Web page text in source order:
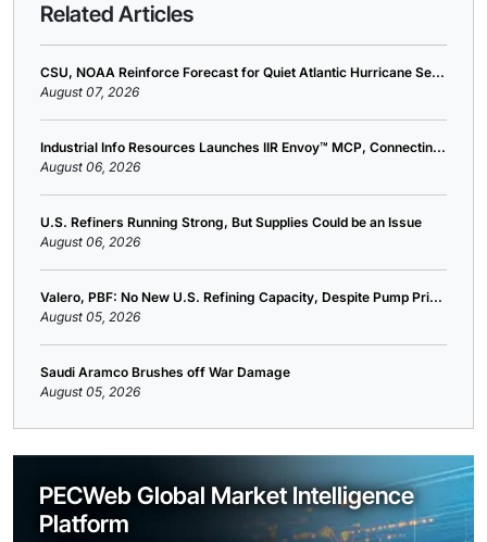
Related Articles
CSU, NOAA Reinforce Forecast for Quiet Atlantic Hurricane Se...
August 07, 2026
Industrial Info Resources Launches IIR Envoy™ MCP, Connectin...
August 06, 2026
U.S. Refiners Running Strong, But Supplies Could be an Issue
August 06, 2026
Valero, PBF: No New U.S. Refining Capacity, Despite Pump Pri...
August 05, 2026
Saudi Aramco Brushes off War Damage
August 05, 2026
PECWeb Global Market Intelligence
Platform